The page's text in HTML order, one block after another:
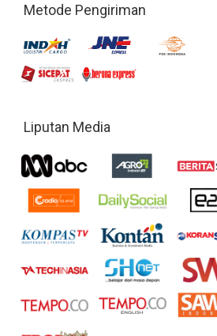
Metode Pengiriman
Liputan Media